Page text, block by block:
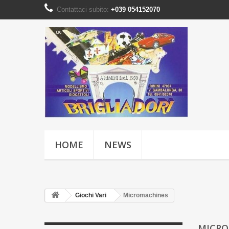
Contattaci subito: +039 054152070
HOME NEWS
Giochi Vari Micromachines